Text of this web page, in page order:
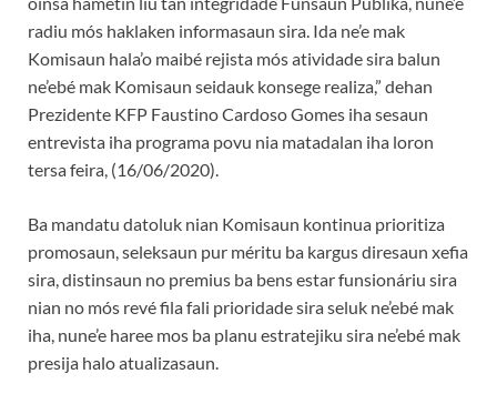
radiu mós haklaken informasaun sira. Ida ne’e mak
Komisaun hala’o maibé rejista mós atividade sira balun
ne’ebé mak Komisaun seidauk konsege realiza,” dehan
Prezidente KFP Faustino Cardoso Gomes iha sesaun
entrevista iha programa povu nia matadalan iha loron
tersa feira, (16/06/2020).
Ba mandatu datoluk nian Komisaun kontinua prioritiza
promosaun, seleksaun pur méritu ba kargus diresaun xefia
sira, distinsaun no premius ba bens estar funsionáriu sira
nian no mós revé fila fali prioridade sira seluk ne’ebé mak
iha, nune’e haree mos ba planu estratejiku sira ne’ebé mak
presija halo atualizasaun.